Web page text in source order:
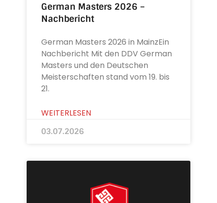
German Masters 2026 –
Nachbericht
German Masters 2026 in MainzEin
Nachbericht Mit den DDV German
Masters und den Deutschen
Meisterschaften stand vom 19. bis
21.
WEITERLESEN
03.07.2026